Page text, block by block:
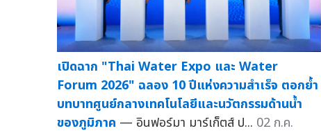
เปิดฉาก "Thai Water Expo และ Water
Forum 2026" ฉลอง 10 ปีแห่งความสำเร็จ ตอกย้ำ
บทบาทศูนย์กลางเทคโนโลยีและนวัตกรรมด้านน้ำ
ของภูมิภาค — อินฟอร์มา มาร์เก็ตส์ ป... 02 ก.ค.